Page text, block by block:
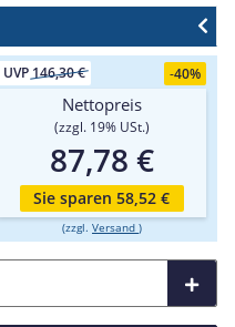
UVP 146,30 € -40%
Nettopreis
(zzgl. 19% USt.)
87,78 €
Sie sparen 58,52 €
(zzgl. Versand )